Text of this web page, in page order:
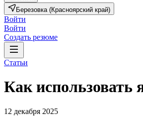
Березовка (Красноярский край)
Войти
Войти
Создать резюме
Статьи
Как использовать
12 декабря 2025